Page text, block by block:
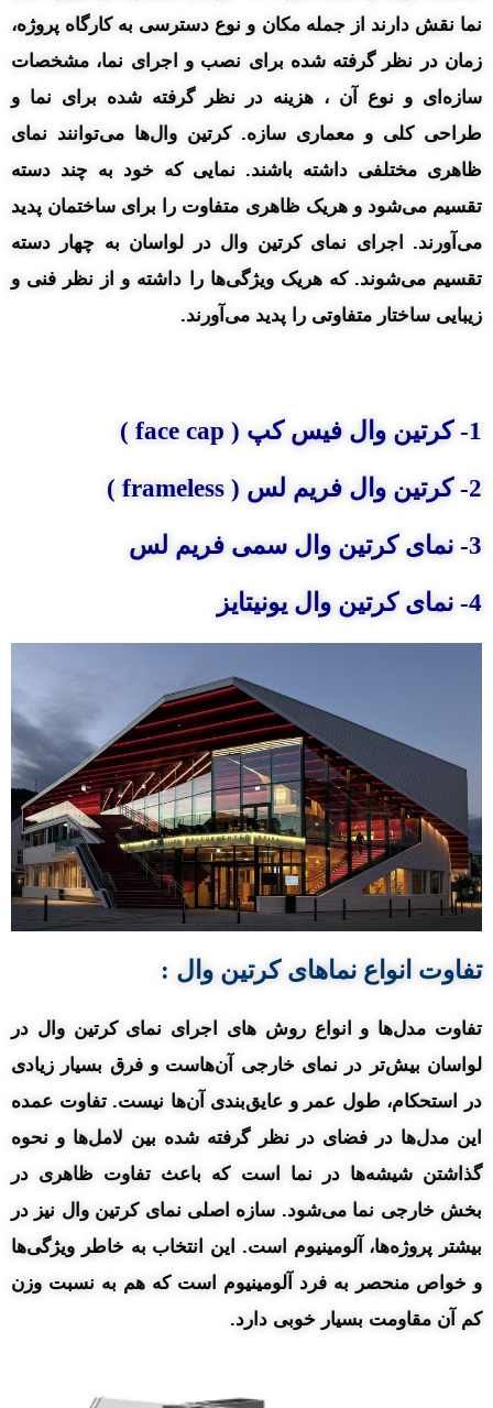
نما نقش دارند از جمله مکان و نوع دسترسی به کارگاه پروژه،
زمان در نظر گرفته شده برای نصب و اجرای نما، مشخصات
سازه‌ای و نوع آن ، هزینه در نظر گرفته شده برای نما و
طراحی کلی و معماری سازه. کرتین وال‌ها می‌توانند نمای
ظاهری مختلفی داشته باشند. نمایی که خود به چند دسته
تقسیم می‌شود و هریک ظاهری متفاوت را برای ساختمان پدید
می‌آورند. اجرای نمای کرتین وال در لواسان به چهار دسته
تقسیم می‌شوند. که هریک ویژگی‌ها را داشته و از نظر فنی و
زیبایی ساختار متفاوتی را پدید می‌آورند.
1- کرتین وال فیس کپ ( face cap )
2- کرتین وال فریم لس ( frameless )
3- نمای کرتین وال سمی فریم لس
4- نمای کرتین وال یونیتایز
تفاوت انواع نماهای کرتین وال :
تفاوت مدل‌ها و انواع روش های اجرای نمای کرتین وال در
لواسان بیش‌تر در نمای خارجی آن‌هاست و فرق بسیار زیادی
در استحکام، طول عمر و عایق‌بندی آن‌ها نیست. تفاوت عمده
این مدل‌ها در فضای در نظر گرفته شده بین لامل‌ها و نحوه
گذاشتن شیشه‌ها در نما است که باعث تفاوت ظاهری در
بخش خارجی نما می‌شود. سازه اصلی نمای کرتین وال نیز در
بیشتر پروژه‌ها، آلومینیوم است. این انتخاب به خاطر ویژگی‌ها
و خواص منحصر به فرد آلومینیوم است که هم به نسبت وزن
کم آن مقاومت بسیار خوبی دارد.